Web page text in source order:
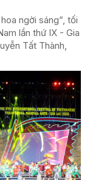
ngời sáng”, tối
lần thứ IX - Gia
Tất Thành,